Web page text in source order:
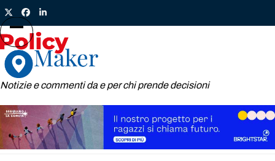
Skip
to
content
TwitterFacebook
LinkedIn
Notizie e commenti da e per chi prende decisioni
Open
mobile
menu
Close
mobile
menu